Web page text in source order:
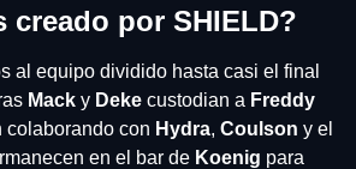
creado por SHIELD?
al equipo dividido hasta casi el final
Mack y Deke custodian a
colaborando con Hydra, Coulson y el
en el bar de Koenig para